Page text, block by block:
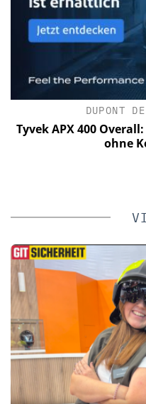
DUPONT
Tyvek APX 400
ohne